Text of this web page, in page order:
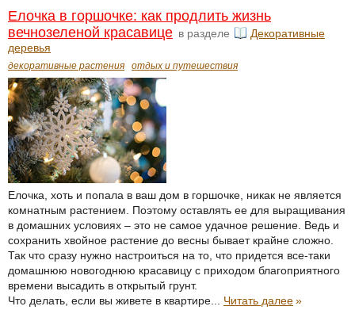
Елочка в горшочке: как продлить жизнь
вечнозеленой красавице в разделе
Декоративные
деревья
декоративные растения отдых и путешествия
Елочка, хоть и попала в ваш дом в горшочке, никак не является
комнатным растением. Поэтому оставлять ее для выращивания
в домашних условиях – это не самое удачное решение. Ведь и
сохранить хвойное растение до весны бывает крайне сложно.
Так что сразу нужно настроиться на то, что придется все-таки
домашнюю новогоднюю красавицу с приходом благоприятного
времени высадить в открытый грунт.
Что делать, если вы живете в квартире... Читать далее»